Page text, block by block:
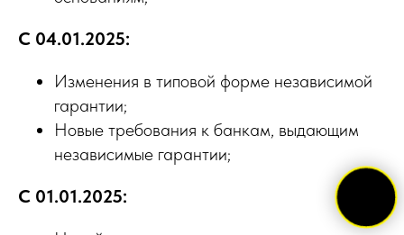
C 04.01.2025:
Изменения в типовой форме независимой
гарантии;
Новые требования к банкам, выдающим
независимые гарантии;
C 01.01.2025: